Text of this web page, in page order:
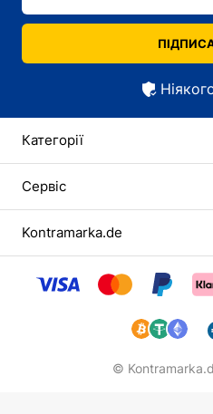
Категорії
Сервіс
Kontramarka.de
©